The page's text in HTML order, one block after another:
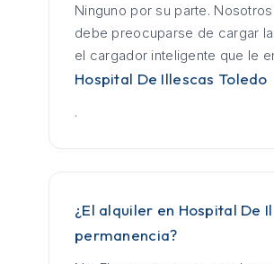
Ninguno por su parte.
debe preocuparse de cargar
el cargador inteligente que le
Hospital De Illescas Toledo
.
¿El alquiler en Hospital De
permanencia?